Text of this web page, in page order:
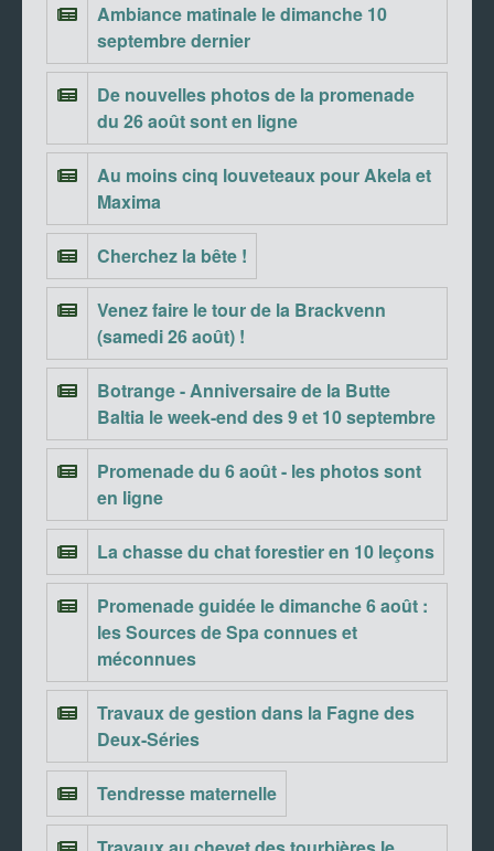
Ambiance matinale le dimanche 10
septembre dernier
De nouvelles photos de la promenade
du 26 août sont en ligne
Au moins cinq louveteaux pour Akela et
Maxima
Cherchez la bête !
Venez faire le tour de la Brackvenn
(samedi 26 août) !
Botrange - Anniversaire de la Butte
Baltia le week-end des 9 et 10 septembre
Promenade du 6 août - les photos sont
en ligne
La chasse du chat forestier en 10 leçons
Promenade guidée le dimanche 6 août :
les Sources de Spa connues et
méconnues
Travaux de gestion dans la Fagne des
Deux-Séries
Tendresse maternelle